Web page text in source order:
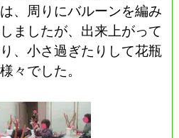
、周りにバルーンを編み
ましたが、出来上がって
、小さ過ぎたりして花瓶
々でした。